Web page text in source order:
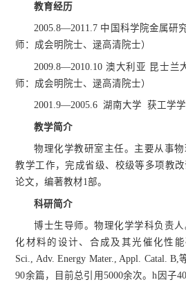
教育经历
2005.8—2011.7 中国科学院金属研
师：成会明院士、逯高清院士）
2009.8—2010.10 澳大利亚 昆士
师：成会明院士、逯高清院士）
2001.9—2005.6 湖南大学 获工学
教学简介
物理化学教研室主任。主要从事
教学工作，完成省级、校级等多项教
论文，编著教材1部。
科研简介
博士生导师。物理化学学科负责
化材料的设计、合成及其光催化性能
Sci., Adv. Energy Mater., Appl. Catal.
90余篇，目前总引用5000余次。h因子